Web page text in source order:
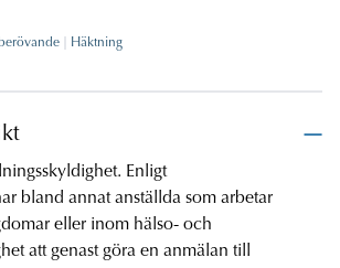
Häktning
Enligt
bland annat anställda som arbetar
eller inom hälso- och
att genast göra en anmälan till